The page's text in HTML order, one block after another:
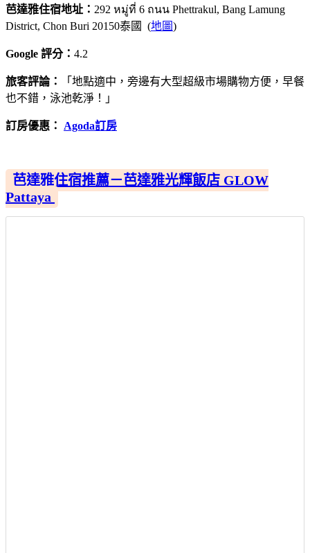
芭達雅住宿地址： 292 หมู่ที่ 6 ถนน Phettrakul, Bang Lamung
District, Chon Buri 20150泰國 (地圖)
Google 評分： 4.2
旅客評論：
「地點適中，旁邊有大型超級市場購物方便，早餐
也不錯，泳池乾淨！」
訂房優惠： Agoda訂房
芭達雅住宿推薦－芭達雅光輝飯店 GLOW
Pattaya